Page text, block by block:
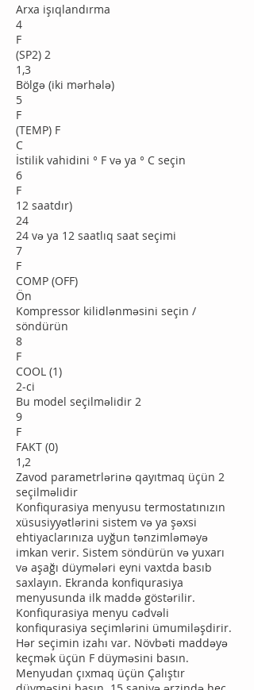
Arxa işıqlandırma
4
F
(SP2) 2
1,3
Bölgə (iki mərhələ)
5
F
(TEMP) F
C
İstilik vahidini ° F və ya ° C seçin
6
F
12 saatdır)
24
24 və ya 12 saatlıq saat seçimi
7
F
COMP (OFF)
Ön
Kompressor kilidlənməsini seçin /
söndürün
8
F
COOL (1)
2-ci
Bu model seçilməlidir 2
9
F
FAKT (0)
1,2
Zavod parametrlərinə qayıtmaq üçün 2
seçilməlidir
Konfiqurasiya menyusu termostatınızın
xüsusiyyətlərini sistem və ya şəxsi
ehtiyaclarınıza uyğun tənzimləməyə
imkan verir. Sistem söndürün və yuxarı
və aşağı düymələri eyni vaxtda basıb
saxlayın. Ekranda konfiqurasiya
menyusunda ilk maddə göstərilir.
Konfiqurasiya menyu cədvəli
konfiqurasiya seçimlərini ümumiləşdirir.
Hər seçimin izahı var. Növbəti maddəyə
keçmək üçün F düyməsini basın.
Menyudan çıxmaq üçün Çalıştır